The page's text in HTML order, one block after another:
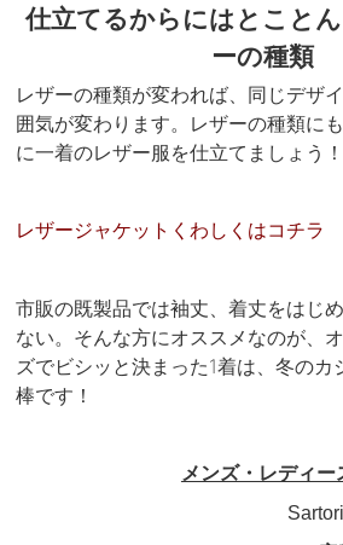
仕立てるからにはとこと
ーの種類
レザーの種類が変われば、同じデザ
囲気が変わります。レザーの種類に
に一着のレザー服を仕立てましょう！
レザージャケットくわしくはコチラ
市販の既製品では袖丈、着丈をはじ
ない。そんな方にオススメなのが、
ズでビシッと決まった1着は、冬のカ
棒です！
メンズ・レディ